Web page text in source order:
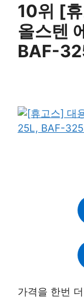
10위 [
올스텐
BAF-
가격을 한번